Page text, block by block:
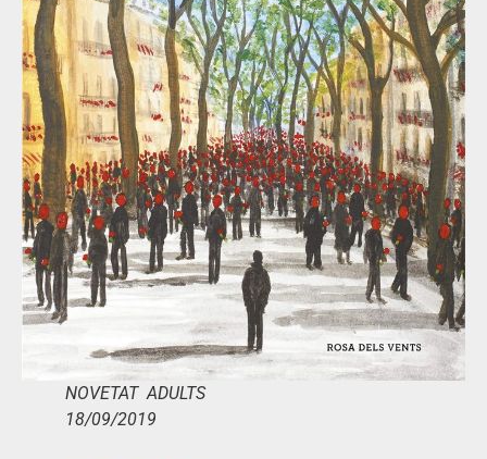
NOVETAT ADULTS
18/09/2019